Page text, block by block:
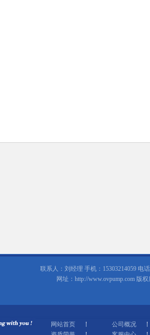
联系人：刘经理 手机：15303214059 电
网址：http://www.ovpump.com 版
网站首页 公司概况